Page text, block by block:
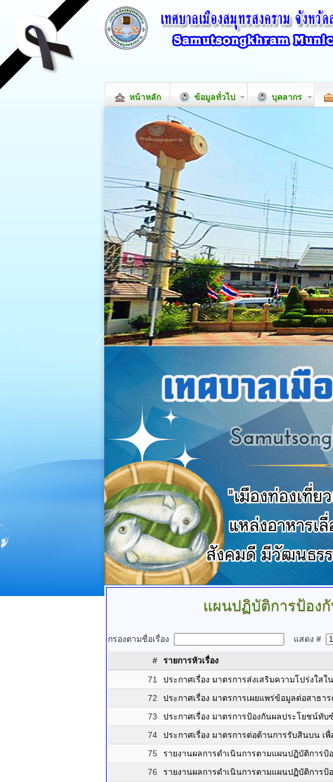
หน้าหลัก ข้อมูลทั่วไป บุคลากร
แผนปฏิบัติการป้อง
กรองตามชื่อเรื่อง แสดง #
# รายการหัวเรื่อง
71
ประกาศเรื่อง มาตรการส่งเสริมความโปร่งใสใ
72
ประกาศเรื่อง มาตรการเผยแพร่ข้อมูลต่อสาธา
73
ประกาศเรื่อง มาตรการป้องกันผลประโยชน์ทั
74
ประกาศเรื่อง มาตรการต่อต้านการรับสินบน เ
75
รายงานผลการดำเนินการตามแผนปฏิบัติการ
76
รายงานผลการดำเนินการตามแผนปฏิบัติการ